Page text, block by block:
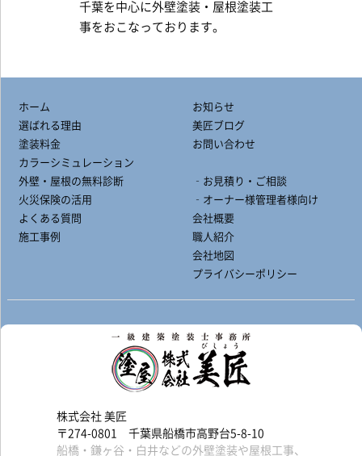
千葉を中心に外壁塗装・屋根塗装工
事をおこなっております。
ホーム
選ばれる理由
塗装料金
カラーシミュレーション
外壁・屋根の無料診断
火災保険の活用
よくある質問
施工事例
お知らせ
美匠ブログ
お問い合わせ
‐お見積り・ご相談
‐オーナー様管理者様向け
会社概要
職人紹介
会社地図
プライバシーポリシー
株式会社 美匠
〒274-0801 千葉県船橋市高野台5-8-10
船橋・鎌ヶ谷・白井などの外壁塗装や屋根工事、